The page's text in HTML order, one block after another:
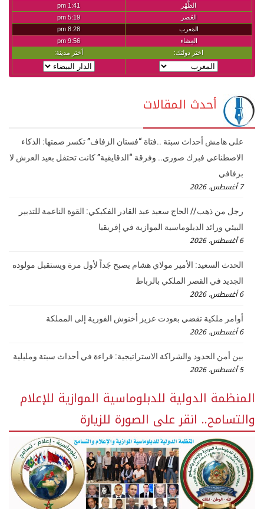
أحدث المقالات
على هامش أحداث سبتة ..فتاة “فستان الزفاف” تكسر صمتها: الذكاء
الاصطناعي فبرك صوري.. وفرقة “الدقايقية” كانت تحتفل بعيد العرش لا
بزفافي
7 أغسطس، 2026
رجل من ذهب // الحاج سعيد عبد القادر الفكيكي: القوة الناعمة للتدبير
البيئي ورائد الدبلوماسية الموازية في إفريقيا
6 أغسطس، 2026
الحدث السعيد: الأمير مولاي هشام يصبح جَداً لأول مرة ويستقبل مولوده
الجديد في القصر الملكي بالرباط
6 أغسطس، 2026
أوامر ملكية تقضي بعودت عزيز أخنوش الفورية إلى المملكة
6 أغسطس، 2026
بين أمن الحدود والشراكة الاستراتيجية: قراءة في أحداث سبتة ومليلية
5 أغسطس، 2026
المنظمة الدولية للدبلوماسية الموازية للإعلام
والتسامح.. انقر على الصورة للزيارة